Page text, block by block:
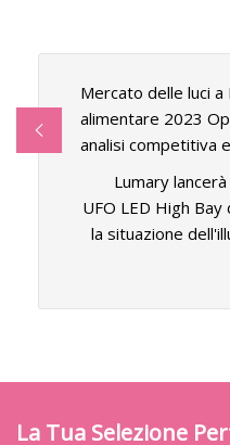
Mercato delle luci a
alimentare 2023
analisi competitiva
Lumary
UFO LED High
la situazione
La Tua Selezione